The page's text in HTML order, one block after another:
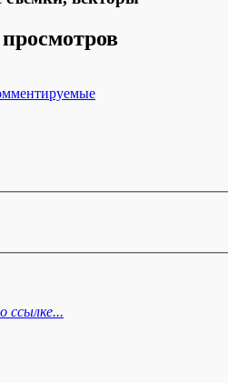
просмотров
ссылке...